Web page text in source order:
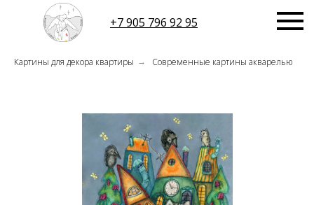
БИОГРАФИЯ
БЛОГ
+7 905 796 92 95
Картины для декора квартиры → Современные картины акварелью